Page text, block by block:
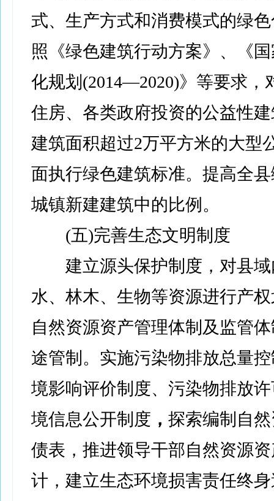
式、生产方式和消费模式的绿
照《绿色建筑行动方案》、《
化规划(2014—2020)》等要求，
住房、各类政府投资的公益性
建筑面积超过2万平方米的大型
面执行绿色建筑标准。提高全
城镇新建建筑中的比例。
(五)完善生态文明制度
建立源头保护制度，对县域
水、林木、生物等资源进行产
自然资源资产管理体制及监管
途管制。实施污染物排放总量
境影响评价制度、污染物排放
境信息公开制度 ， 探索编制自
债表，推进领导干部自然资源
计，建立生态环境损害责任终